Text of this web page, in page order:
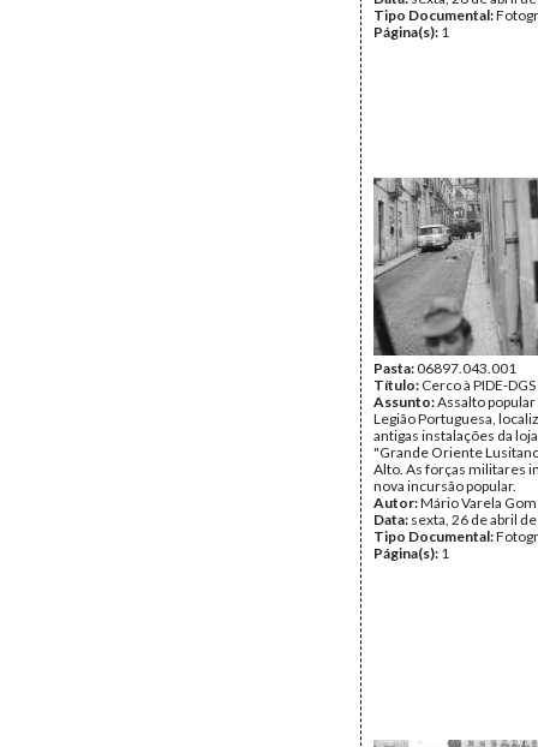
Tipo Documental:
Página(s): 1
Pasta:06897.043.001
Título: Cerco à PIDE-DGS
Assunto:Assalto popular
Legião Portuguesa,
antigas instalações da
"Grande Oriente
Alto. As forças militares
nova incursão popular.
Autor:Mário Varela
Data: sexta, 26 de abril
Tipo Documental:
Página(s): 1